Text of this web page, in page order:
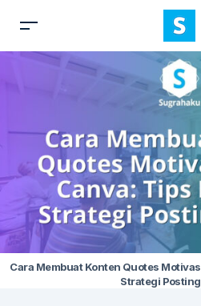
Cara Membuat Konten Quotes
Strategi